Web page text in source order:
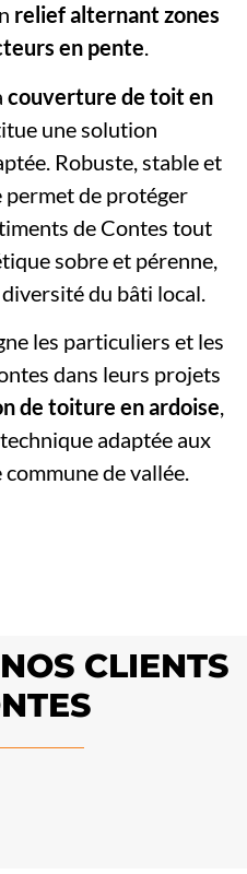
relief alternant zones
en pente.
couverture de toit en
une solution
Robuste, stable et
permet de protéger
de Contes tout
sobre et pérenne,
du bâti local.
les particuliers et les
dans leurs projets
de toiture en ardoise,
adaptée aux
commune de vallée.
CLIENTS